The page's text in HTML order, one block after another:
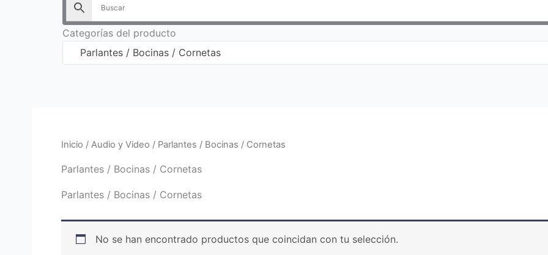
Categorías del producto
Parlantes / Bocinas / Cornetas
Inicio / Audio y Video / Parlantes / Bocinas / Cornetas
Parlantes / Bocinas / Cornetas
Parlantes / Bocinas / Cornetas
No se han encontrado productos que coincidan con tu selección.